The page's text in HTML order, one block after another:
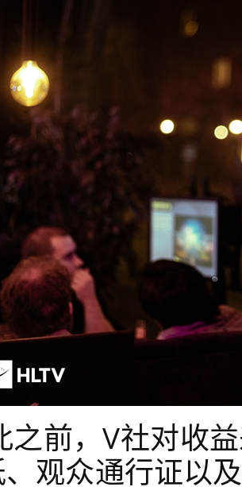
之前，V社对收
观众通行证以